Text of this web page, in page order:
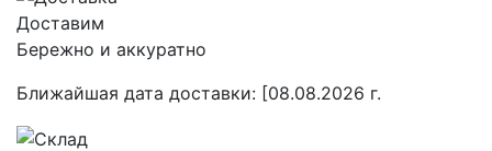
Доставим
Бережно и аккуратно
Ближайшая дата доставки: [08.08.2026 г.